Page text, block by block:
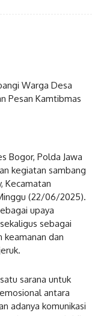
Warga Desa
Pesan Kamtibmas
Bogor, Polda Jawa
kegiatan sambang
Kecamatan
(22/06/2025).
upaya
sebagai
keamanan dan
sarana untuk
antara
adanya komunikasi